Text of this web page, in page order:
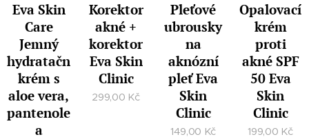
Eva Skin
Care
Jemný
hydratační
krém s
aloe vera,
pantenolem
a
Korektor
akné +
korektor
Eva Skin
Clinic
299,00 Kč
Pleťové
ubrousky
na
aknózní
pleť Eva
Skin
Clinic
149,00 Kč
Opalovací
krém
proti
akné SPF
50 Eva
Skin
Clinic
199,00 Kč